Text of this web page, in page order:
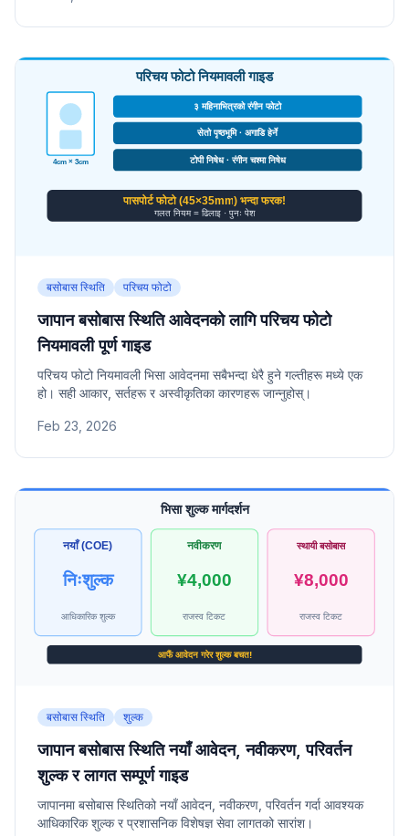
बसोबास स्थिति परिचय फोटो
जापान बसोबास स्थिति आवेदनको लागि परिचय फोटो
नियमावली पूर्ण गाइड
परिचय फोटो नियमावली भिसा आवेदनमा सबैभन्दा धेरै हुने गल्तीहरू मध्ये एक
हो। सही आकार, सर्तहरू र अस्वीकृतिका कारणहरू जान्नुहोस्।
Feb 23, 2026
बसोबास स्थिति शुल्क
जापान बसोबास स्थिति नयाँ आवेदन, नवीकरण, परिवर्तन
शुल्क र लागत सम्पूर्ण गाइड
जापानमा बसोबास स्थितिको नयाँ आवेदन, नवीकरण, परिवर्तन गर्दा आवश्यक
आधिकारिक शुल्क र प्रशासनिक विशेषज्ञ सेवा लागतको सारांश।